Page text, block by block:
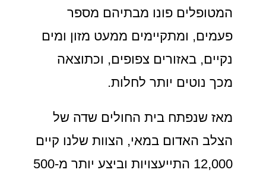
המטופלים פונו מבתיהם מספר
פעמים, ומתקיימים ממעט מזון ומים
נקיים, באזורים צפופים, וכתוצאה
מכך נוטים יותר לחלות.
מאז שנפתח בית החולים שדה של
הצלב האדום במאי, הצוות שלנו קיים
12,000 התייעצויות וביצע יותר מ-500